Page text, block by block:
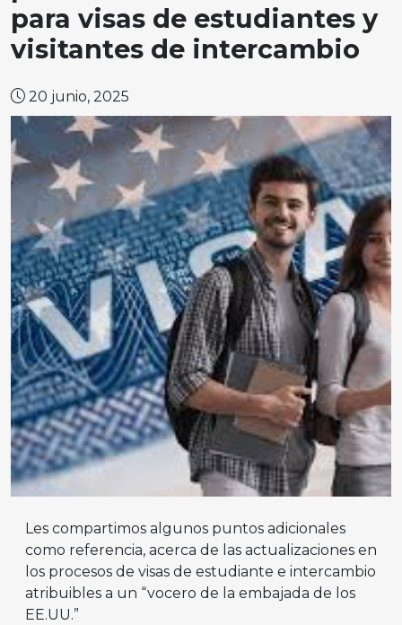
para visas de estudiantes y
visitantes de intercambio
20 junio, 2025
Les compartimos algunos puntos adicionales
como referencia, acerca de las actualizaciones en
los procesos de visas de estudiante e intercambio
atribuibles a un “vocero de la embajada de los
EE.UU.”